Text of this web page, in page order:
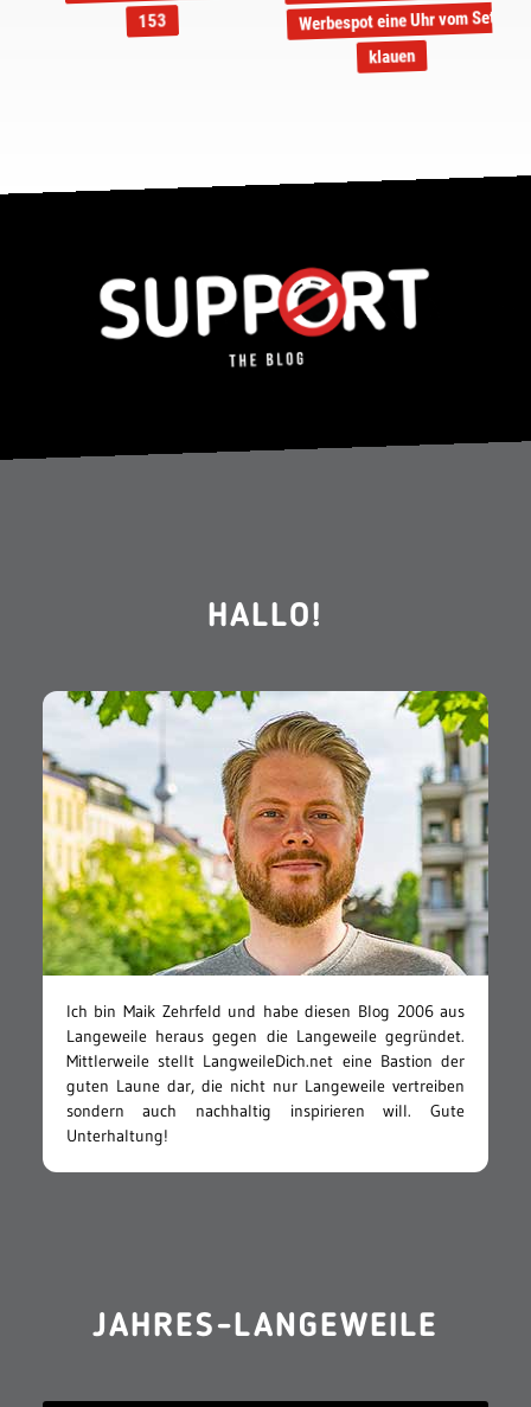
153 Werbespot eine Uhr vom Set
klauen
HALLO!
Ich bin Maik Zehrfeld und habe diesen Blog 2006 aus
Langeweile heraus gegen die Langeweile gegründet.
Mittlerweile stellt LangweileDich.net eine Bastion der
guten Laune dar, die nicht nur Langeweile vertreiben
sondern auch nachhaltig inspirieren will. Gute
Unterhaltung!
JAHRES-LANGEWEILE